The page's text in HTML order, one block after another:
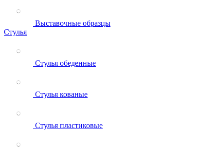
Выставочные образцы
Стулья
Стулья обеденные
Стулья кованые
Стулья пластиковые